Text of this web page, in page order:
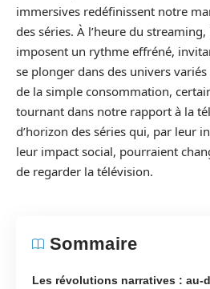
immersives redéfinissent notre
des séries. À l’heure du
imposent un rythme effréné,
se plonger dans des univers
de la simple consommation,
tournant dans notre rapport à la
d’horizon des séries qui, par leur
leur impact social, pourraient
de regarder la télévision.
Sommaire
Les révolutions narratives : au-